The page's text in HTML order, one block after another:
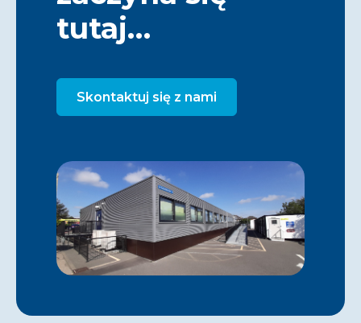
tutaj…
Skontaktuj się z nami